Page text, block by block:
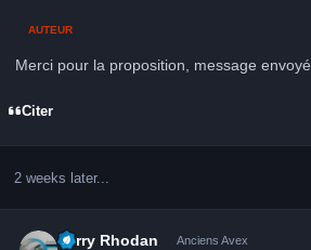
AUTEUR
Merci pour la proposition, message envoyé
Citer
2 weeks later...
Perry Rhodan Anciens Avex